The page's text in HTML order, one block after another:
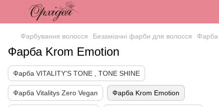
Фарбування волосся Безаміачні фарби для волосся Фарба
Фарба Krom Emotion
Фарба VITALITY'S TONE , TONE SHINE
Фарба Vitalitys Zero Vegan Фарба Krom Emotion